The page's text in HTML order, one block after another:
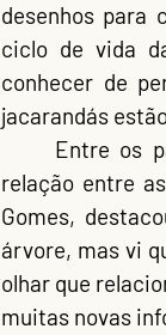
desenhos para
ciclo de vida
conhecer de
jacarandás
relação entre
Gomes,
árvore, mas vi
olhar que
muitas novas